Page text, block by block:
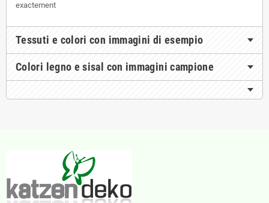
exactement
Tessuti e colori con immagini di esempio
Colori legno e sisal con immagini campione